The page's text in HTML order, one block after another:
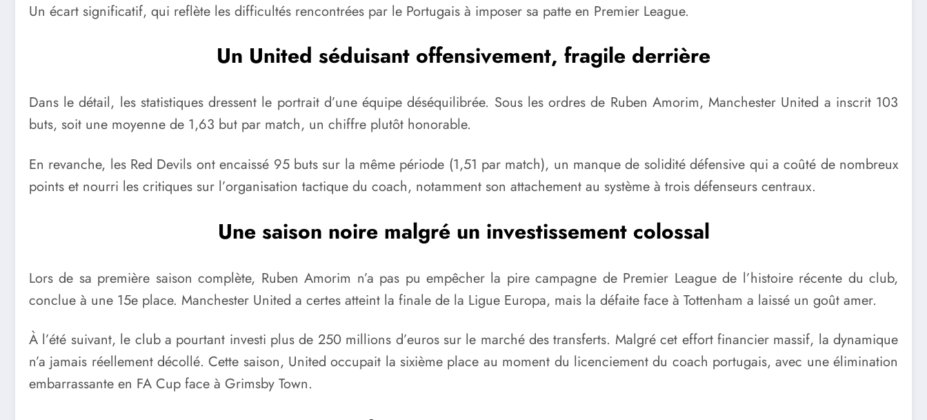
Un écart significatif, qui reflète les difficultés rencontrées par le Portugais à imposer sa patte en Premier League.
Un United séduisant offensivement, fragile derrière
Dans le détail, les statistiques dressent le portrait d’une équipe déséquilibrée. Sous les ordres de Ruben Amorim, Manchester United a inscrit 103
buts, soit une moyenne de 1,63 but par match, un chiffre plutôt honorable.
En revanche, les Red Devils ont encaissé 95 buts sur la même période (1,51 par match), un manque de solidité défensive qui a coûté de nombreux
points et nourri les critiques sur l’organisation tactique du coach, notamment son attachement au système à trois défenseurs centraux.
Une saison noire malgré un investissement colossal
Lors de sa première saison complète, Ruben Amorim n’a pas pu empêcher la pire campagne de Premier League de l’histoire récente du club,
conclue à une 15e place. Manchester United a certes atteint la finale de la Ligue Europa, mais la défaite face à Tottenham a laissé un goût amer.
À l’été suivant, le club a pourtant investi plus de 250 millions d’euros sur le marché des transferts. Malgré cet effort financier massif, la dynamique
n’a jamais réellement décollé. Cette saison, United occupait la sixième place au moment du licenciement du coach portugais, avec une élimination
embarrassante en FA Cup face à Grimsby Town.